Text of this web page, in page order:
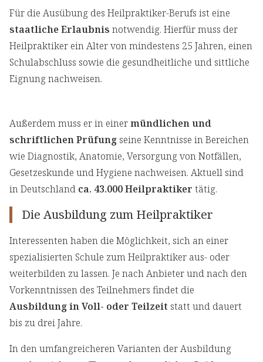
Für die Ausübung des Heilpraktiker-Berufs ist eine
staatliche Erlaubnis notwendig. Hierfür muss der
Heilpraktiker ein Alter von mindestens 25 Jahren, einen
Schulabschluss sowie die gesundheitliche und sittliche
Eignung nachweisen.
Außerdem muss er in einermündlichen und
schriftlichen Prüfung seine Kenntnisse in Bereichen
wie Diagnostik, Anatomie, Versorgung von Notfällen,
Gesetzeskunde und Hygiene nachweisen. Aktuell sind
in Deutschland ca. 43.000 Heilpraktiker tätig.
Die Ausbildung zum Heilpraktiker
Interessenten haben die Möglichkeit, sich an einer
spezialisierten Schule zum Heilpraktiker aus- oder
weiterbilden zu lassen. Je nach Anbieter und nach den
Vorkenntnissen des Teilnehmers findet die
Ausbildung in Voll- oder Teilzeit statt und dauert
bis zu drei Jahre.
In den umfangreicheren Varianten der Ausbildung